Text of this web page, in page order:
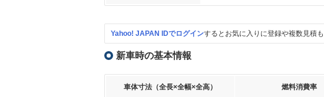
Yahoo! JAPAN IDでログインするとお気に入りに登録や複数見積
新車時の基本情報
車体寸法（全長×全幅×全高） 燃料消費率